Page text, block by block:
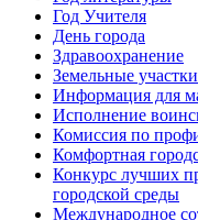
Год Учителя
День города
Здравоохранение
Земельные участки
Информация для
Исполнение
Комиссия по
Комфортная
Конкурс лучших
городской среды
Международное